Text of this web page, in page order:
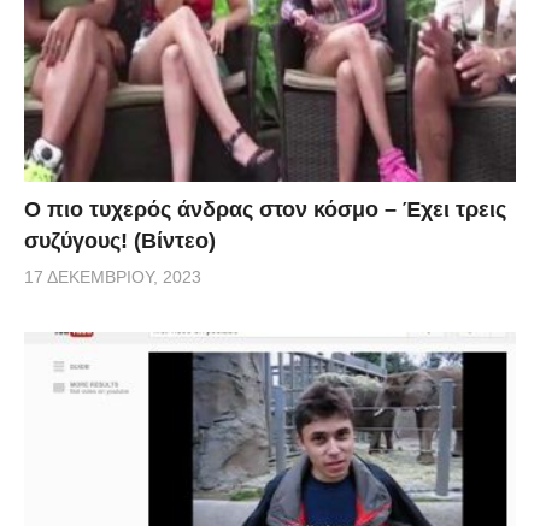
Ο πιο τυχερός άνδρας στον κόσμο – Έχει τρεις
συζύγους! (Βίντεο)
17 ΔΕΚΕΜΒΡΊΟΥ, 2023